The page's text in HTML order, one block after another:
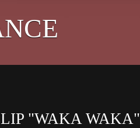
"WAKA WAKA"